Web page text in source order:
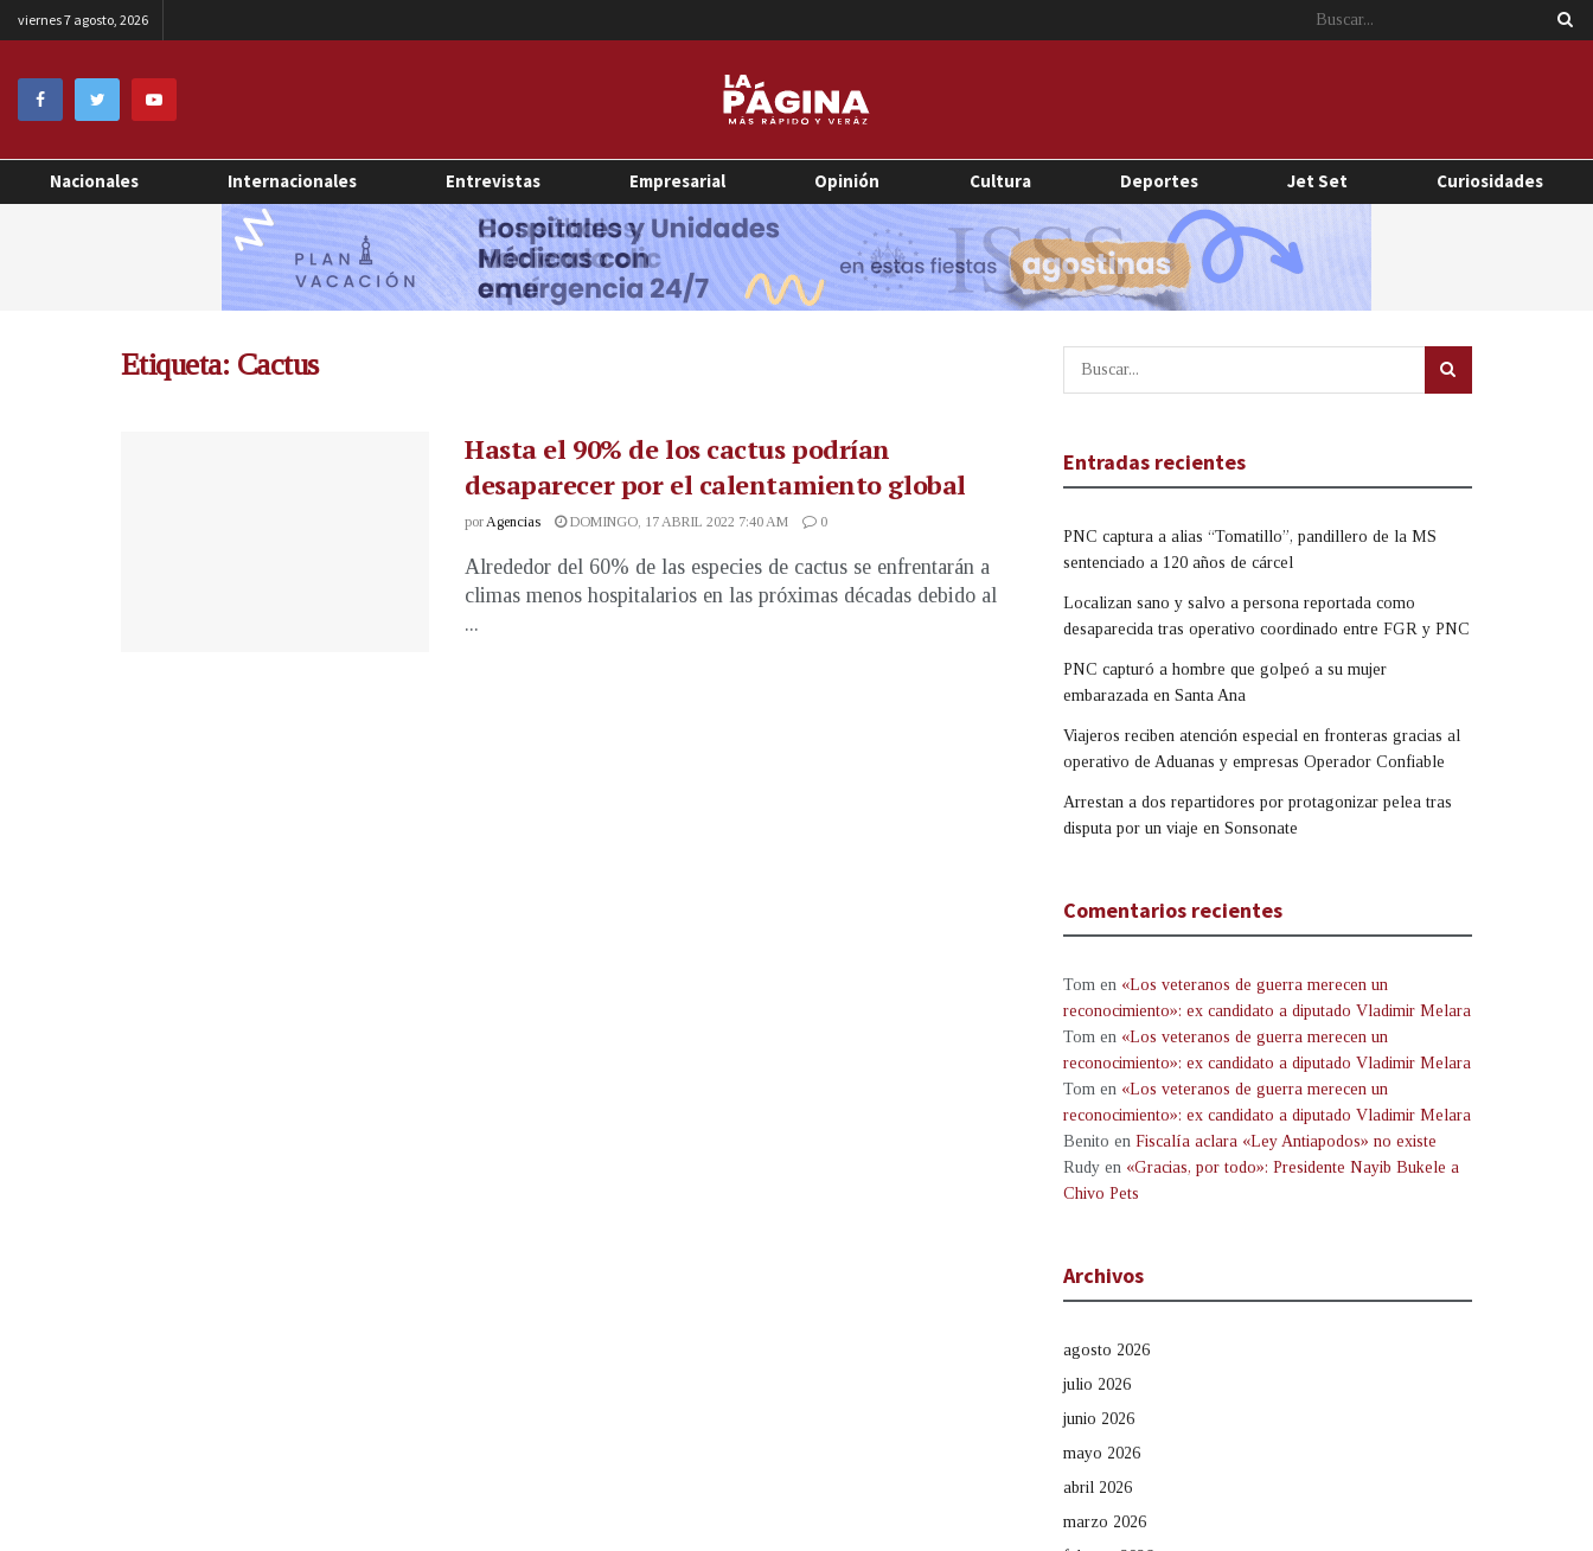
viernes 7 agosto, 2026
Nacionales Internacionales Entrevistas Empresarial Opinión Cultura Deportes Jet Set Curiosidades
Etiqueta: Cactus
Hasta el 90% de los cactus podrían
desaparecer por el calentamiento global
porAgencias DOMINGO, 17 ABRIL 2022 7:40 AM 0
Alrededor del 60% de las especies de cactus se enfrentarán a
climas menos hospitalarios en las próximas décadas debido al
...
Entradas recientes
PNC captura a alias “Tomatillo”, pandillero de la MS
sentenciado a 120 años de cárcel
Localizan sano y salvo a persona reportada como
desaparecida tras operativo coordinado entre FGR y PNC
PNC capturó a hombre que golpeó a su mujer
embarazada en Santa Ana
Viajeros reciben atención especial en fronteras gracias al
operativo de Aduanas y empresas Operador Confiable
Arrestan a dos repartidores por protagonizar pelea tras
disputa por un viaje en Sonsonate
Comentarios recientes
Tom en «Los veteranos de guerra merecen un
reconocimiento»: ex candidato a diputado Vladimir Melara
Tom en «Los veteranos de guerra merecen un
reconocimiento»: ex candidato a diputado Vladimir Melara
Tom en «Los veteranos de guerra merecen un
reconocimiento»: ex candidato a diputado Vladimir Melara
Benito en Fiscalía aclara «Ley Antiapodos» no existe
Rudy en «Gracias, por todo»: Presidente Nayib Bukele a
Chivo Pets
Archivos
agosto 2026
julio 2026
junio 2026
mayo 2026
abril 2026
marzo 2026